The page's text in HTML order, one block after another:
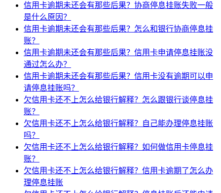
信用卡逾期未还会有那些后果？协商停息挂账失败一般
是什么原因？
信用卡逾期未还会有那些后果？怎么和银行协商停息挂
账？
信用卡逾期未还会有那些后果？信用卡申请停息挂账没
通过怎么办？
信用卡逾期未还会有那些后果？信用卡没有逾期可以申
请停息挂账吗？
欠信用卡还不上怎么给银行解释？怎么跟银行谈停息挂
账？
欠信用卡还不上怎么给银行解释？自己能办理停息挂账
吗？
欠信用卡还不上怎么给银行解释？如何做信用卡停息挂
账？
欠信用卡还不上怎么给银行解释？信用卡逾期了怎么办
理停息挂账